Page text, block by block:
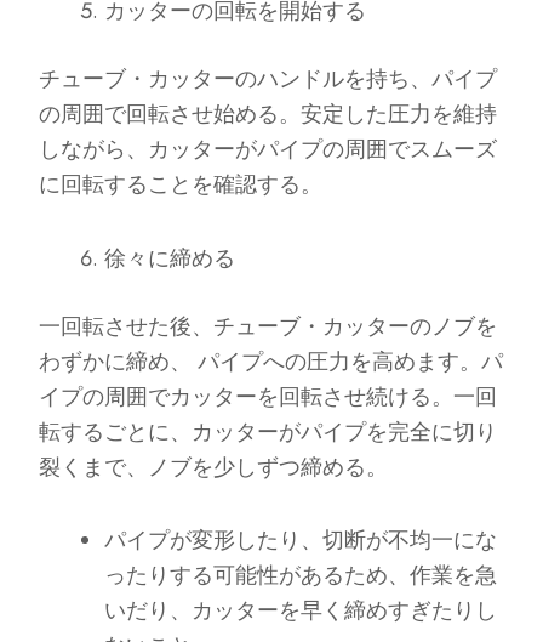
カッターの回転を開始する
チューブ・カッターのハンドルを持ち、パイプ
の周囲で回転させ始める。安定した圧力を維持
しながら、カッターがパイプの周囲でスムーズ
に回転することを確認する。
徐々に締める
一回転させた後、チューブ・カッターのノブを
わずかに締め、 パイプへの圧力を高めます。パ
イプの周囲でカッターを回転させ続ける。一回
転するごとに、カッターがパイプを完全に切り
裂くまで、ノブを少しずつ締める。
パイプが変形したり、切断が不均一にな
ったりする可能性があるため、作業を急
いだり、カッターを早く締めすぎたりし